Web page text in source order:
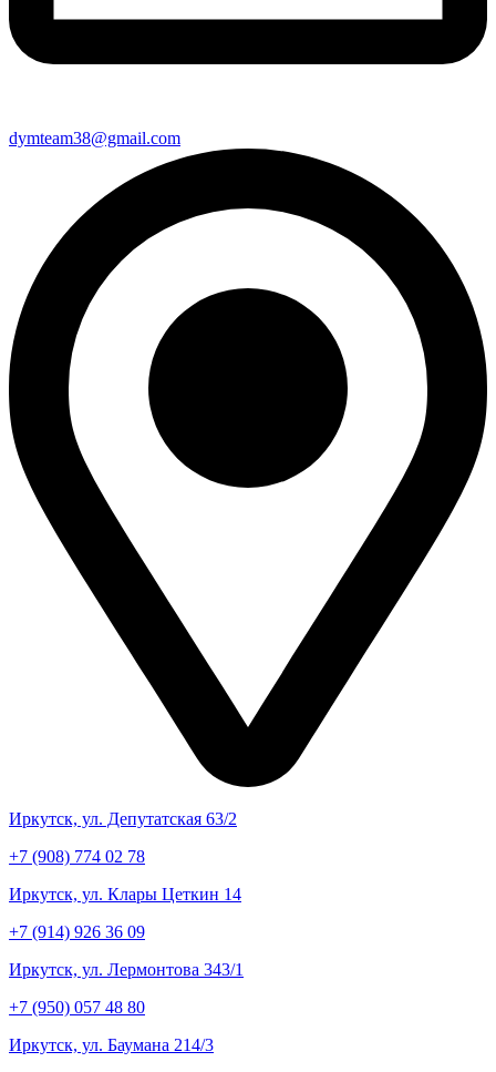
dymteam38@gmail.com
Иркутск, ул. Депутатская 63/2
+7 (908) 774 02 78
Иркутск, ул. Клары Цеткин 14
+7 (914) 926 36 09
Иркутск, ул. Лермонтова 343/1
+7 (950) 057 48 80
Иркутск, ул. Баумана 214/3